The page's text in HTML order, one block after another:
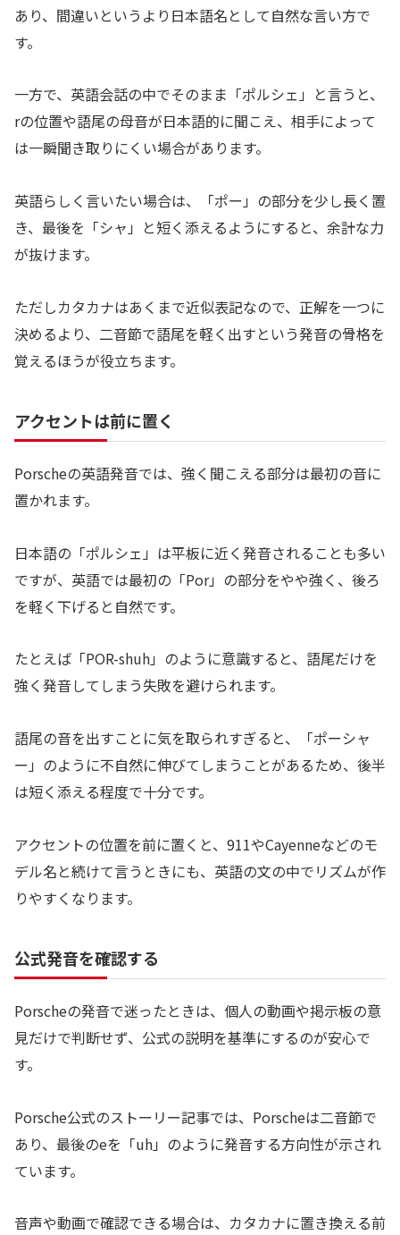
あり、間違いというより日本語名として自然な言い方で
す。
一方で、英語会話の中でそのまま「ポルシェ」と言うと、
rの位置や語尾の母音が日本語的に聞こえ、相手によって
は一瞬聞き取りにくい場合があります。
英語らしく言いたい場合は、「ポー」の部分を少し長く置
き、最後を「シャ」と短く添えるようにすると、余計な力
が抜けます。
ただしカタカナはあくまで近似表記なので、正解を一つに
決めるより、二音節で語尾を軽く出すという発音の骨格を
覚えるほうが役立ちます。
アクセントは前に置く
Porscheの英語発音では、強く聞こえる部分は最初の音に
置かれます。
日本語の「ポルシェ」は平板に近く発音されることも多い
ですが、英語では最初の「Por」の部分をやや強く、後ろ
を軽く下げると自然です。
たとえば「POR-shuh」のように意識すると、語尾だけを
強く発音してしまう失敗を避けられます。
語尾の音を出すことに気を取られすぎると、「ポーシャ
ー」のように不自然に伸びてしまうことがあるため、後半
は短く添える程度で十分です。
アクセントの位置を前に置くと、911やCayenneなどのモ
デル名と続けて言うときにも、英語の文の中でリズムが作
りやすくなります。
公式発音を確認する
Porscheの発音で迷ったときは、個人の動画や掲示板の意
見だけで判断せず、公式の説明を基準にするのが安心で
す。
Porsche公式のストーリー記事では、Porscheは二音節で
あり、最後のeを「uh」のように発音する方向性が示され
ています。
音声や動画で確認できる場合は、カタカナに置き換える前